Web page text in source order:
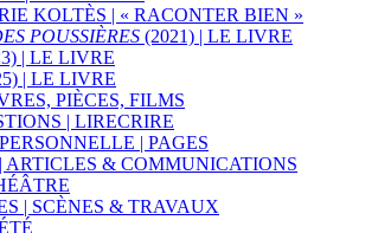
KOLTÈS | « RACONTER BIEN »
POUSSIÈRES (2021) | LE LIVRE
| LE LIVRE
| LE LIVRE
PIÈCES, FILMS
| LIRECRIRE
| PAGES
ARTICLES & COMMUNICATIONS
| SCÈNES & TRAVAUX